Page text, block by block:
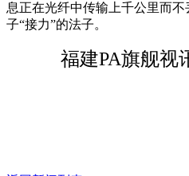
息正在光纤中传输上千公里而
子“接力”的法子。
福建PA旗舰视